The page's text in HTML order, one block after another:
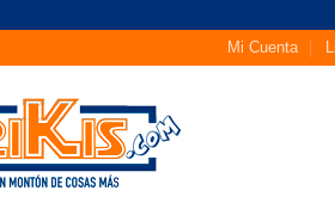
Mi Cuenta